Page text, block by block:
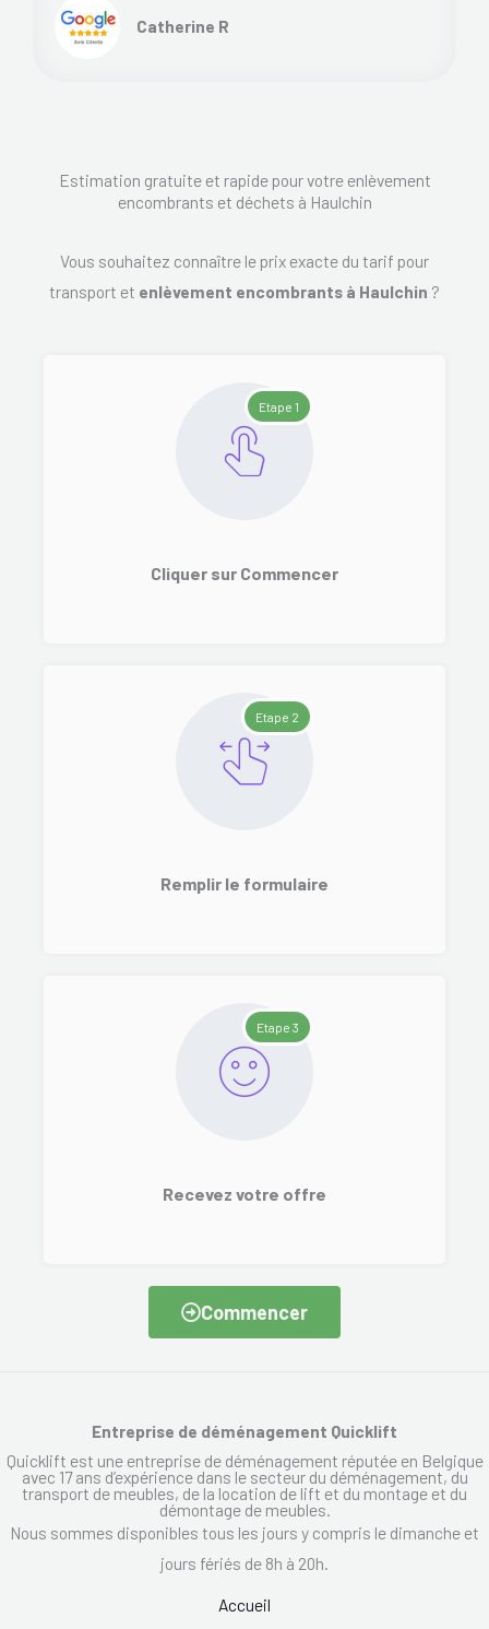
Catherine R
Estimation gratuite et rapide pour votre enlèvement
encombrants et déchets à Haulchin
Vous souhaitez connaître le prix exacte du tarif pour
transport et enlèvement encombrants à Haulchin ?
Etape 1
Cliquer sur Commencer
Etape 2
Remplir le formulaire
Etape 3
Recevez votre offre
Commencer
Entreprise de déménagement Quicklift
Quicklift est une entreprise de déménagement réputée en Belgique
avec 17 ans d’expérience dans le secteur du déménagement, du
transport de meubles, de la location de lift et du montage et du
démontage de meubles.
Nous sommes disponibles tous les jours y compris le dimanche et
jours fériés de 8h à 20h.
Accueil